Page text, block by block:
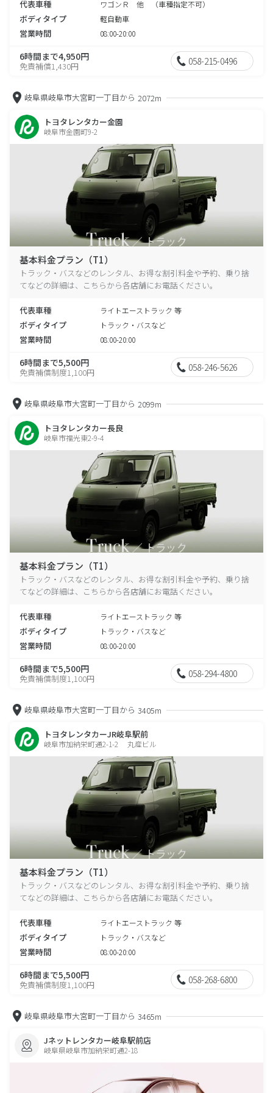
代表車種 ワゴンＲ 他 （車種指定不可）
ボディタイプ 軽自動車
営業時間 08:00-20:00
6時間まで4,950円
免責補償1,430円 058-215-0496
岐阜県岐阜市大宮町一丁目から 2072m
トヨタレンタカー金園
岐阜市金園町9-2
基本料金プラン（T1）
トラック・バスなどのレンタル、お得な割引料金や予約、乗り捨
てなどの詳細は、こちらから各店舗にお電話ください。
代表車種 ライトエーストラック 等
ボディタイプ トラック・バスなど
営業時間 08:00-20:00
6時間まで5,500円
免責補償制度1,100円 058-246-5626
岐阜県岐阜市大宮町一丁目から 2099m
トヨタレンタカー長良
岐阜市福光東2-9-4
基本料金プラン（T1）
トラック・バスなどのレンタル、お得な割引料金や予約、乗り捨
てなどの詳細は、こちらから各店舗にお電話ください。
代表車種 ライトエーストラック 等
ボディタイプ トラック・バスなど
営業時間 08:00-20:00
6時間まで5,500円
免責補償制度1,100円 058-294-4800
岐阜県岐阜市大宮町一丁目から 3405m
トヨタレンタカーJR岐阜駅前
岐阜市加納栄町通2-1-2 丸産ビル
基本料金プラン（T1）
トラック・バスなどのレンタル、お得な割引料金や予約、乗り捨
てなどの詳細は、こちらから各店舗にお電話ください。
代表車種 ライトエーストラック 等
ボディタイプ トラック・バスなど
営業時間 08:00-20:00
6時間まで5,500円
免責補償制度1,100円 058-268-6800
岐阜県岐阜市大宮町一丁目から 3465m
Jネットレンタカー岐阜駅前店
岐阜県岐阜市加納栄町通2-18